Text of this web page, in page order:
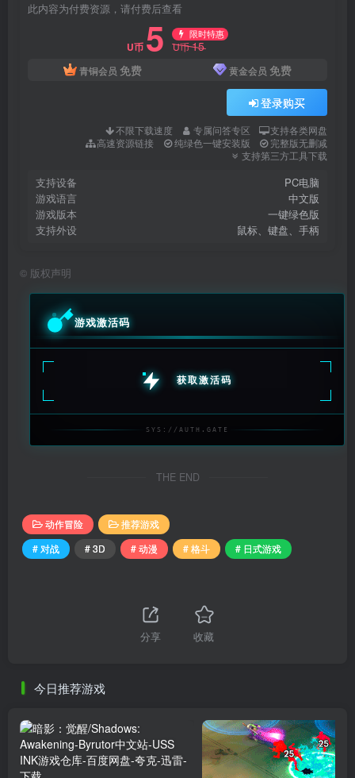
此内容为付费资源，请付费后查看
U币 5 限时特惠
U币15
青铜会员 免费 黄金会员 免费
登录购买
不限下载速度 专属问答专区
支持各类网盘
高速资源链接
纯绿色一键安装版
完整版无删减
支持第三方工具下载
支持设备
PC电脑
游戏语言
中文版
游戏版本
一键绿色版
支持外设
鼠标、键盘、手柄
© 版权声明
游戏激活码
获取激活码
SYS://AUTH.GATE
THE END
动作冒险
推荐游戏
# 对战
# 3D # 动漫 # 格斗 # 日式游戏
分享 收藏
今日推荐游戏